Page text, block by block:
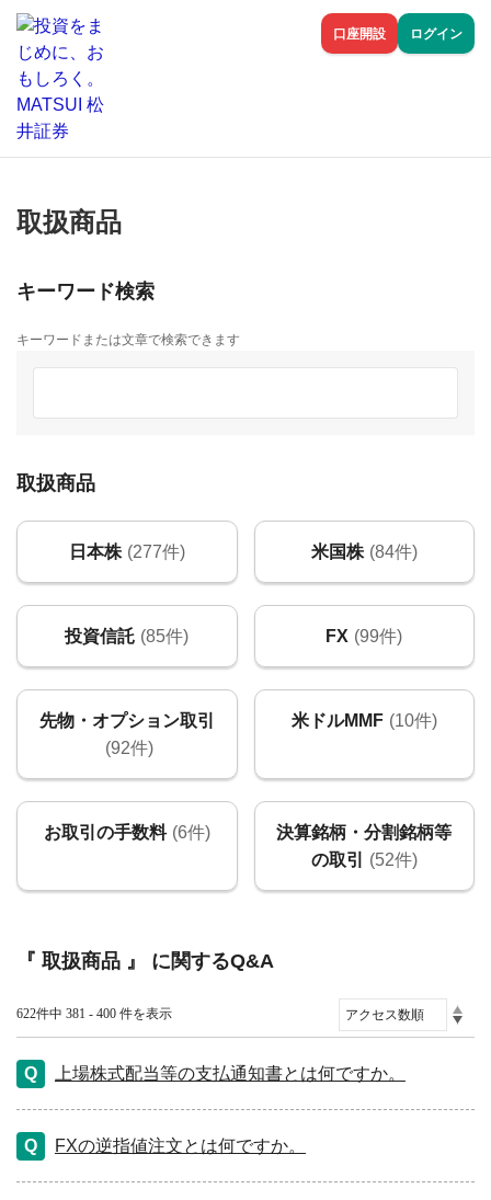
口座開設 ログイン
取扱商品
キーワード検索
キーワードまたは文章で検索できます
取扱商品
日本株 (277件) 米国株 (84件)
投資信託 (85件) FX (99件)
先物・オプション取引
(92件)
米ドルMMF (10件)
お取引の手数料 (6件)
決算銘柄・分割銘柄等
の取引
(52件)
『 取扱商品 』 に関するQ&A
622件中 381 - 400 件を表示
上場株式配当等の支払通知書とは何ですか。
FXの逆指値注文とは何ですか。